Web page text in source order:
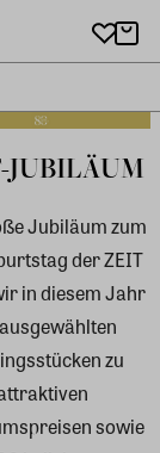
JUBILÄUM
Jubiläum zum
der ZEIT
in diesem Jahr
zu
sowie